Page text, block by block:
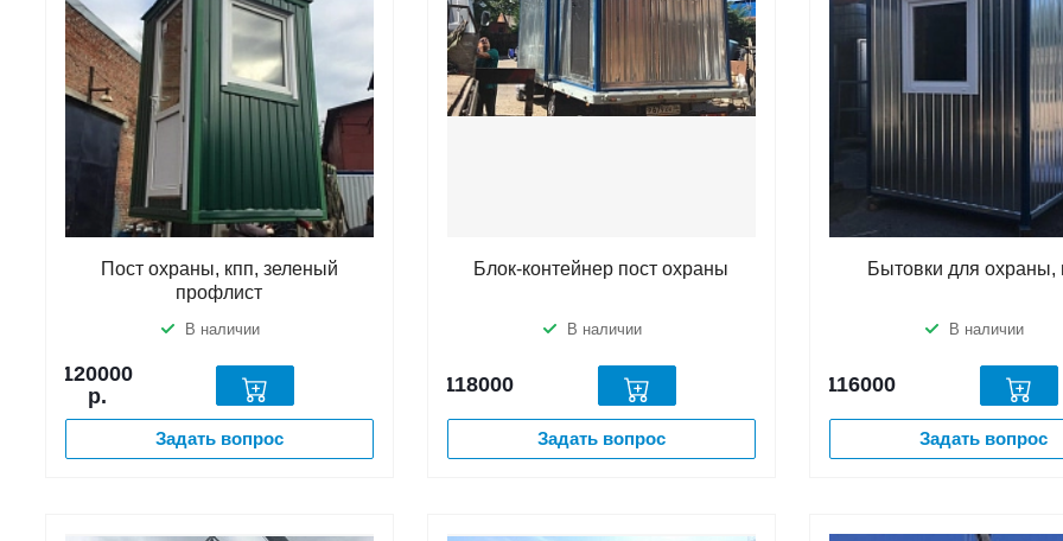
Пост охраны, кпп, зеленый
профлист
В наличии
120000
р.
Задать вопрос
Блок-контейнер пост охраны
В наличии
118000
Задать вопрос
Бытовки для охраны,
В наличии
116000
Задать вопрос